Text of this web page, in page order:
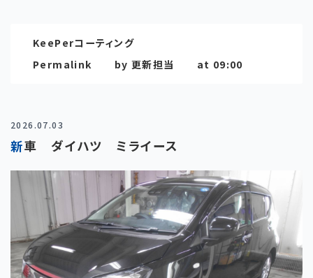
KeePerコーティング
Permalink
by 更新担当 at 09:00
2026.07.03
新車 ダイハツ ミライース